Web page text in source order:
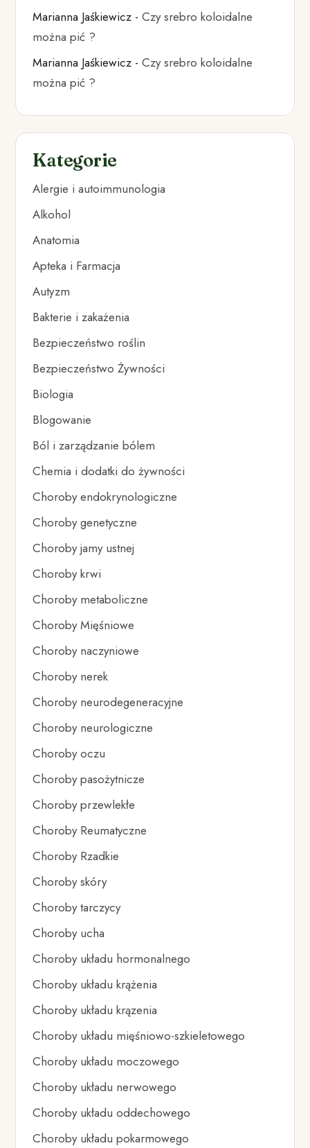
Marianna Jaśkiewicz -Czy srebro koloidalne
można pić ?
Marianna Jaśkiewicz -Czy srebro koloidalne
można pić ?
Kategorie
Alergie i autoimmunologia
Alkohol
Anatomia
Apteka i Farmacja
Autyzm
Bakterie i zakażenia
Bezpieczeństwo roślin
Bezpieczeństwo Żywności
Biologia
Blogowanie
Ból i zarządzanie bólem
Chemia i dodatki do żywności
Choroby endokrynologiczne
Choroby genetyczne
Choroby jamy ustnej
Choroby krwi
Choroby metaboliczne
Choroby Mięśniowe
Choroby naczyniowe
Choroby nerek
Choroby neurodegeneracyjne
Choroby neurologiczne
Choroby oczu
Choroby pasożytnicze
Choroby przewlekłe
Choroby Reumatyczne
Choroby Rzadkie
Choroby skóry
Choroby tarczycy
Choroby ucha
Choroby układu hormonalnego
Choroby układu krążenia
Choroby układu krązenia
Choroby układu mięśniowo-szkieletowego
Choroby układu moczowego
Choroby układu nerwowego
Choroby układu oddechowego
Choroby układu pokarmowego